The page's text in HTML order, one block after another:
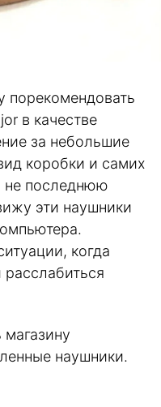
порекомендовать
в качестве
за небольшие
коробки и самих
не последнюю
эти наушники
когда
наушники.